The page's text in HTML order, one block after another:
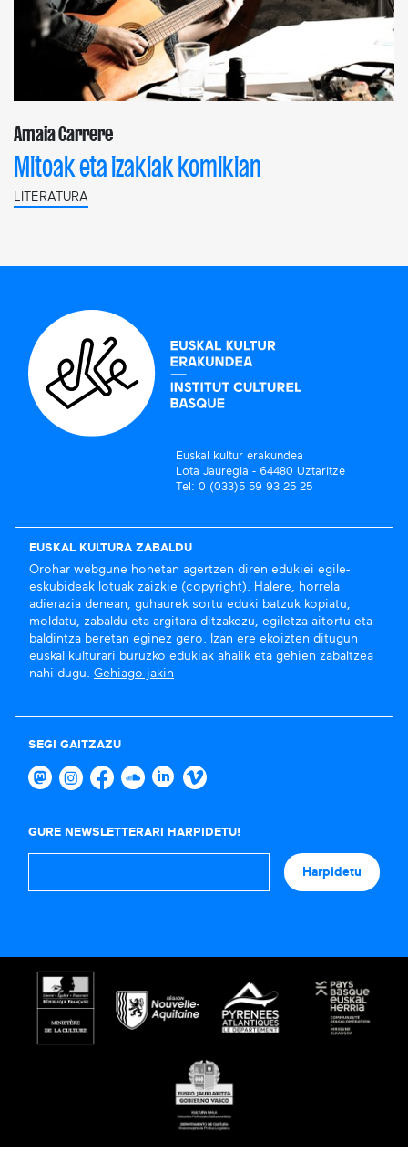
Amaia Carrere
Mitoak eta izakiak komikian
LITERATURA
Euskal kultur erakundea
Lota Jauregia - 64480 Uztaritze
Tel: 0 (033)5 59 93 25 25
EUSKAL KULTURA ZABALDU
Orohar webgune honetan agertzen diren edukiei egile-
eskubideak lotuak zaizkie (copyright). Halere, horrela
adierazia denean, guhaurek sortu eduki batzuk kopiatu,
moldatu, zabaldu eta argitara ditzakezu, egiletza aitortu eta
baldintza beretan eginez gero. Izan ere ekoizten ditugun
euskal kulturari buruzko edukiak ahalik eta gehien zabaltzea
nahi dugu. Gehiago jakin
SEGI GAITZAZU
GURE NEWSLETTERARI HARPIDETU!
Harpidetu